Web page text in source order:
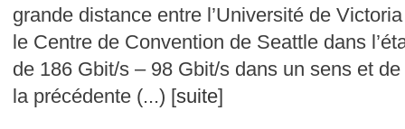
grande distance entre l’Université de
le Centre de Convention de Seattle dans
de 186 Gbit/s – 98 Gbit/s dans un sens et
la précédente (...) [suite]